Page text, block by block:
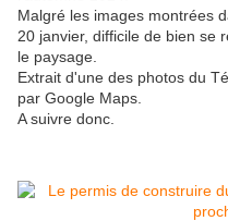
Malgré les images montrées
20 janvier, difficile de bien se
le paysage.
Extrait d'une des photos du
par Google Maps.
A suivre donc.